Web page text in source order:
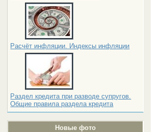
Расчёт инфляции. Индексы инфляции
Раздел кредита при разводе супругов.
Общие правила раздела кредита
Новые фото